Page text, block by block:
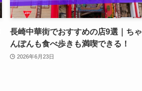
長崎中華街でおすすめの店9選｜ちゃ
んぽんも食べ歩きも満喫できる！
2026年6月23日